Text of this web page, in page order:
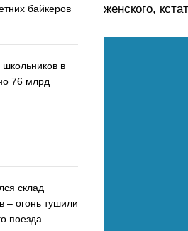
байкеров
в
76 млрд
склад
– огонь тушили
поезда
женского,